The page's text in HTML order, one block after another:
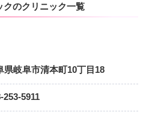
のクリニック一覧
県岐阜市清本町10丁目18
253-5911